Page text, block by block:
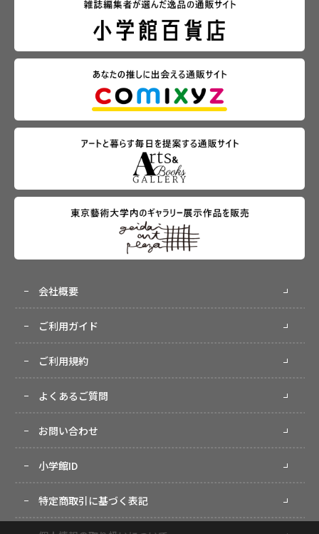
会社概要
ご利用ガイド
ご利用規約
よくあるご質問
お問い合わせ
小学館ID
特定商取引に基づく表記